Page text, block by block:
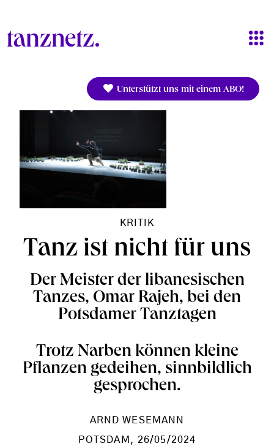
Unterstützt uns mit einem ABO!
KRITIK
Tanz ist nicht für uns
Der Meister der libanesischen
Tanzes, Omar Rajeh, bei den
Potsdamer Tanztagen
Trotz Narben können kleine
Pflanzen gedeihen, sinnbildlich
gesprochen.
ARND WESEMANN
POTSDAM , 26/05/2024